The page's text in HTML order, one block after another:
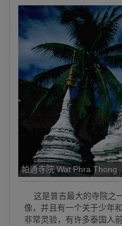
帕通寺院 Wat Phra Thong
这是普吉最大的寺院之
像，并且有一个关于少年
非常灵验，有许多泰国人前